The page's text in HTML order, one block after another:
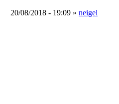
20/08/2018 - 19:09 » neigel